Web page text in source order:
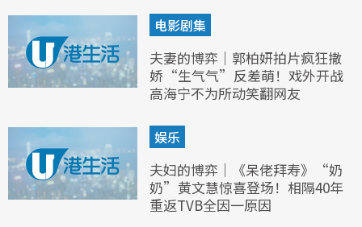
电影剧集
夫妻的博弈｜郭柏妍拍片疯狂撒
娇“生气气”反差萌！戏外开战
高海宁不为所动笑翻网友
娱乐
夫妇的博弈｜《呆佬拜寿》“奶
奶”黄文慧惊喜登场！相隔40年
重返TVB全因一原因